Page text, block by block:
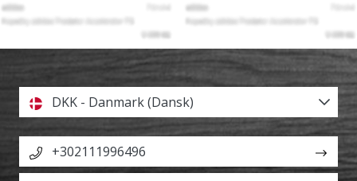
DKK - Danmark (Dansk)
+302111996496